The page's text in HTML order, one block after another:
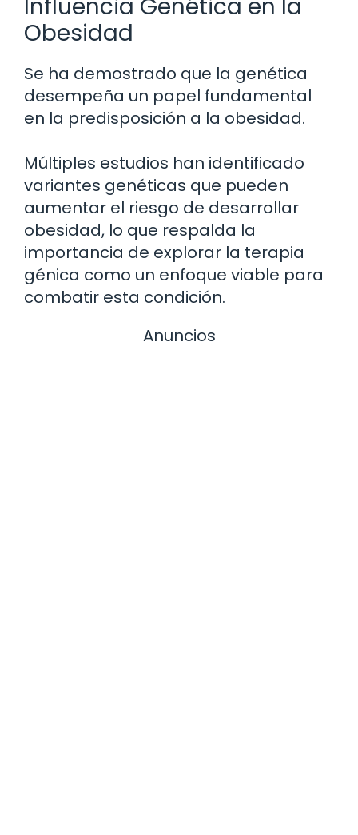
Influencia Genética en la
Obesidad
Se ha demostrado que la genética
desempeña un papel fundamental
en la predisposición a la obesidad.
Múltiples estudios han identificado
variantes genéticas que pueden
aumentar el riesgo de desarrollar
obesidad, lo que respalda la
importancia de explorar la terapia
génica como un enfoque viable para
combatir esta condición.
Anuncios